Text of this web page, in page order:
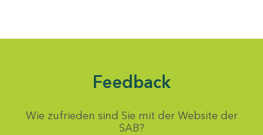
Feedback
Wie zufrieden sind Sie mit der Website der
SAB?